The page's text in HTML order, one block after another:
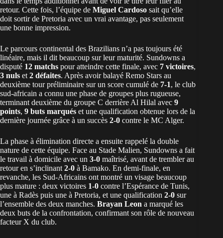
retour. Cette fois, l’équipe de Miguel Cardoso sait qu’elle
doit sortir de Pretoria avec un vrai avantage, pas seulement
une bonne impression.
Le parcours continental des Brazilians n’a pas toujours été
linéaire, mais il dit beaucoup sur leur maturité. Sundowns a
disputé 12 matchs pour atteindre cette finale, avec 7 victoires,
3 nuls et 2 défaites. Après avoir balayé Remo Stars au
deuxième tour préliminaire sur un score cumulé de 7-1, le club
sud-africain a connu une phase de groupes plus rugueuse,
terminant deuxième du groupe C derrière Al Hilal avec 9
points, 9 buts marqués et une qualification obtenue lors de la
dernière journée grâce à un succès 2-0 contre le MC Alger.
La phase à élimination directe a ensuite rappelé la double
nature de cette équipe. Face au Stade Malien, Sundowns a fait
le travail à domicile avec un 3-0 maîtrisé, avant de trembler au
retour en s’inclinant 2-0 à Bamako. En demi-finale, en
revanche, les Sud-Africains ont montré un visage beaucoup
plus mature : deux victoires 1-0 contre l’Espérance de Tunis,
une à Radès puis une à Pretoria, et une qualification 2-0 sur
l’ensemble des deux manches. Brayan Leon a marqué les
deux buts de la confrontation, confirmant son rôle de nouveau
facteur X du club.